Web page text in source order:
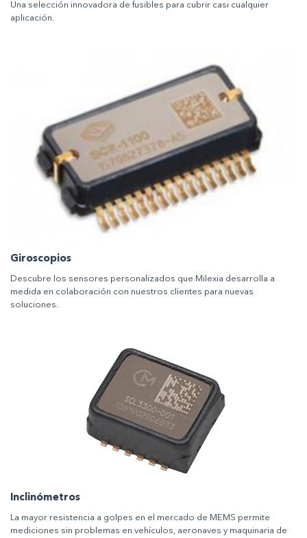
Una selección innovadora de fusibles para cubrir casi cualquier
aplicación.
Giroscopios
Descubre los sensores personalizados que Milexia desarrolla a
medida en colaboración con nuestros clientes para nuevas
soluciones.
Inclinómetros
La mayor resistencia a golpes en el mercado de MEMS permite
mediciones sin problemas en vehículos, aeronaves y maquinaria de